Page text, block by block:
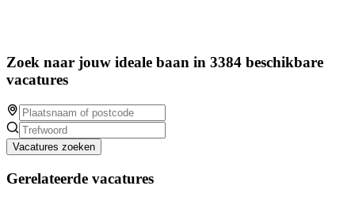
Zoek naar jouw ideale baan in 3384 beschikbare
vacatures
Vacatures zoeken
Gerelateerde vacatures